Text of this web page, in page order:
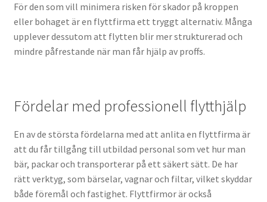
För den som vill minimera risken för skador på kroppen
eller bohaget är en flyttfirma ett tryggt alternativ. Många
upplever dessutom att flytten blir mer strukturerad och
mindre påfrestande när man får hjälp av proffs.
Fördelar med professionell flytthjälp
En av de största fördelarna med att anlita en flyttfirma är
att du får tillgång till utbildad personal som vet hur man
bär, packar och transporterar på ett säkert sätt. De har
rätt verktyg, som bärselar, vagnar och filtar, vilket skyddar
både föremål och fastighet. Flyttfirmor är också